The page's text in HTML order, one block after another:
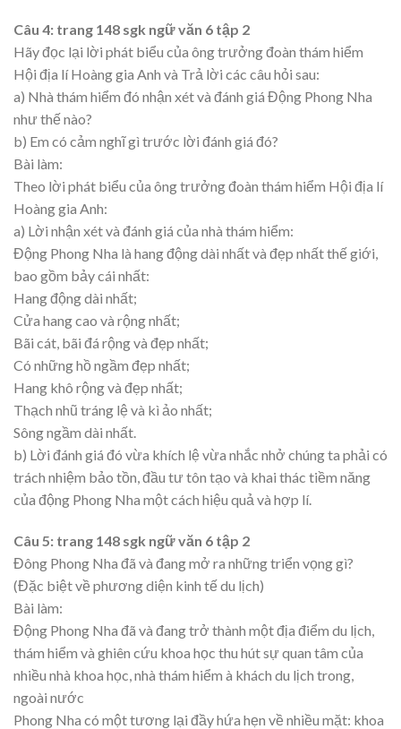
Câu 4: trang 148 sgk ngữ văn 6 tập 2
Hãy đọc lại lời phát biểu của ông trưởng đoàn thám hiểm
Hội địa lí Hoàng gia Anh và Trả lời các câu hỏi sau:
a) Nhà thám hiểm đó nhận xét và đánh giá Động Phong Nha
như thế nào?
b) Em có cảm nghĩ gì trước lời đánh giá đó?
Bài làm:
Theo lời phát biểu của ông trưởng đoàn thám hiểm Hội địa lí
Hoàng gia Anh:
a) Lời nhận xét và đánh giá của nhà thám hiểm:
Động Phong Nha là hang động dài nhất và đẹp nhất thế giới,
bao gồm bảy cái nhất:
Hang động dài nhất;
Cửa hang cao và rộng nhất;
Bãi cát, bãi đá rộng và đẹp nhất;
Có những hồ ngầm đẹp nhất;
Hang khô rộng và đẹp nhất;
Thạch nhũ tráng lệ và kì ảo nhất;
Sông ngầm dài nhất.
b) Lời đánh giá đó vừa khích lệ vừa nhắc nhở chúng ta phải có
trách nhiệm bảo tồn, đầu tư tôn tạo và khai thác tiềm năng
của động Phong Nha một cách hiệu quả và hợp lí.
Câu 5: trang 148 sgk ngữ văn 6 tập 2
Đông Phong Nha đã và đang mở ra những triển vọng gì?
(Đặc biệt về phương diện kinh tế du lịch)
Bài làm:
Động Phong Nha đã và đang trở thành một địa điểm du lịch,
thám hiểm và ghiên cứu khoa học thu hút sự quan tâm của
nhiều nhà khoa học, nhà thám hiểm à khách du lịch trong,
ngoài nước
Phong Nha có một tương lại đầy hứa hẹn về nhiều mặt: khoa